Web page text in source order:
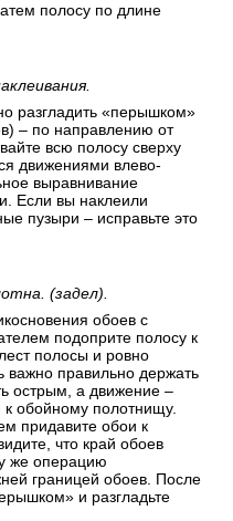
полосу по длине
разгладить «перышком»
– по направлению от
всю полосу сверху
движениями влево-
выравнивание
Если вы наклеили
пузыри – исправьте это
(задел).
обоев с
подоприте полосу к
полосы и ровно
правильно держать
острым, а движение –
обойному полотнищу.
придавите обои к
что край обоев
же операцию
границей обоев. После
и разгладьте